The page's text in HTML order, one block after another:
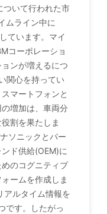
いて行われた市
ムライン中に
ています。マイ
コーポレーショ
ンが増えるにつ
関心を持ってい
マートフォンと
増加は、車両分
割を果たしま
ソニックとパー
ド供給(OEM)に
のコグニティブ
ームを作成しま
アルタイム情報を
です。したがっ